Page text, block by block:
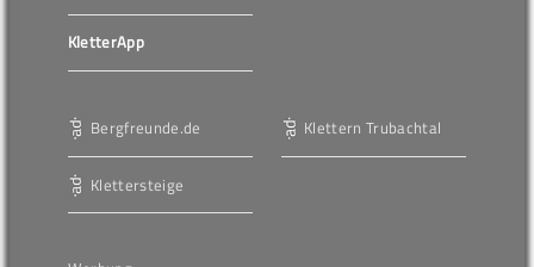
KletterApp
Bergfreunde.de
Klettersteige
Klettern Trubachtal